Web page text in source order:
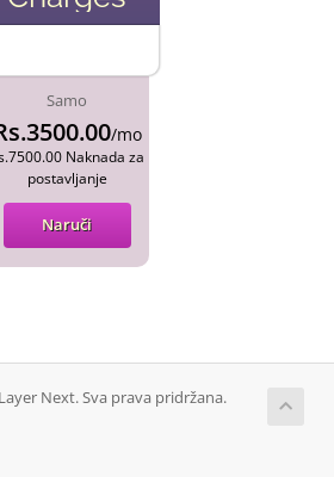
Samo
/mo
Naknada za
postavljanje
Naruči
Next. Sva prava pridržana.